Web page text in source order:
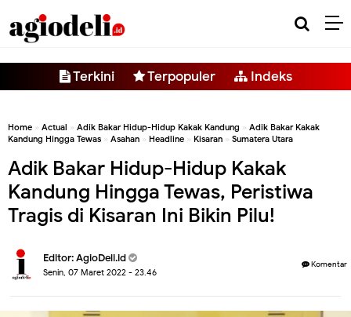
Terkini Terpopuler Indeks
Home » Actual » Adik Bakar Hidup-Hidup Kakak Kandung » Adik Bakar Kakak
Kandung Hingga Tewas » Asahan » Headline » Kisaran » Sumatera Utara
Adik Bakar Hidup-Hidup Kakak
Kandung Hingga Tewas, Peristiwa
Tragis di Kisaran Ini Bikin Pilu!
Editor:AgioDeli.id
Senin, 07 Maret 2022 - 23.46
Komentar